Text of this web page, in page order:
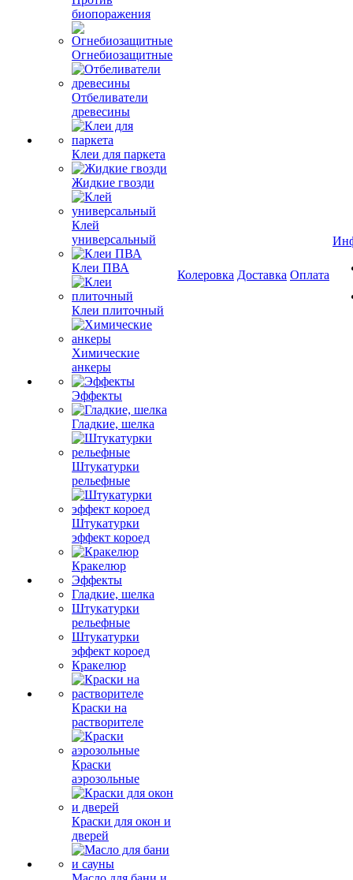
биопоражения
Огнебиозащитные
Отбеливатели
древесины
Клеи для паркета
Жидкие гвозди
Клей
универсальный
Клеи ПВА
Клеи плиточный
Химические
анкеры
Эффекты
Гладкие, шелка
Штукатурки
рельефные
Штукатурки
эффект короед
Кракелюр
Эффекты
Гладкие, шелка
Штукатурки
рельефные
Штукатурки
эффект короед
Кракелюр
Краски на
растворителе
Краски
аэрозольные
Краски для окон и
дверей
Колеровка Доставка Оплата